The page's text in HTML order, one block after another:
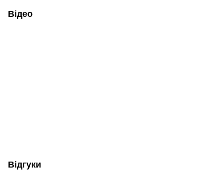
Відео
Відгуки